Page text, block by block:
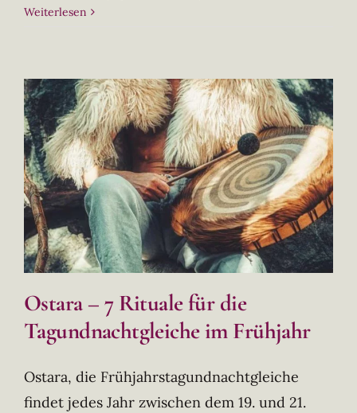
Weiterlesen
Ostara – 7 Rituale für die
Tagundnachtgleiche im Frühjahr
Ostara, die Frühjahrstagundnachtgleiche
findet jedes Jahr zwischen dem 19. und 21.